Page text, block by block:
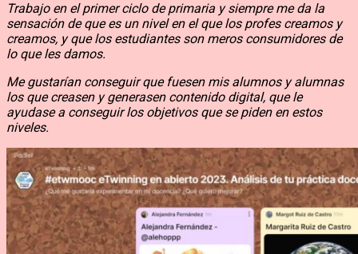
Trabajo en el primer ciclo de primaria y siempre me da la
sensación de que es un nivel en el que los profes creamos y
creamos, y que los estudiantes son meros consumidores de
lo que les damos.
Me gustarían conseguir que fuesen mis alumnos y alumnas
los que creasen y generasen contenido digital, que le
ayudase a conseguir los objetivos que se piden en estos
niveles.